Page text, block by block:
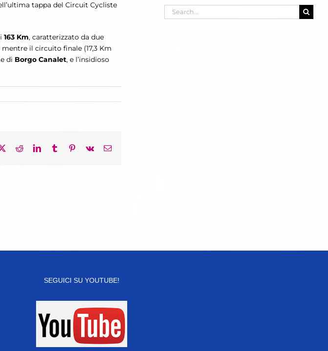
tappa del Circuit Cycliste
163 Km, caratterizzato da due
mentre il circuito finale (17,3 Km
di Borgo Canalet, e l’insidioso
X RedditLinkedInTumblrPinterest
Vk Email
Search
for:
SEGUICI SU YOUTUBE!